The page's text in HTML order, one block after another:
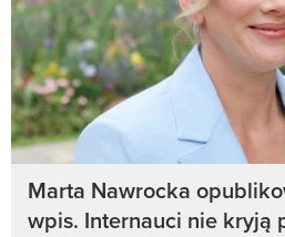
Marta Nawrocka
wpis. Internauci nie kryją